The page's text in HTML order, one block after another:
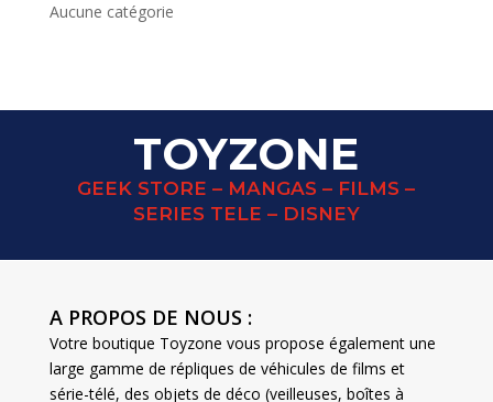
Aucune catégorie
TOYZONE
GEEK STORE – MANGAS – FILMS –
SERIES TELE – DISNEY
A PROPOS DE NOUS :
Votre boutique Toyzone vous propose également une
large gamme de répliques de véhicules de films et
série-télé, des objets de déco (veilleuses, boîtes à